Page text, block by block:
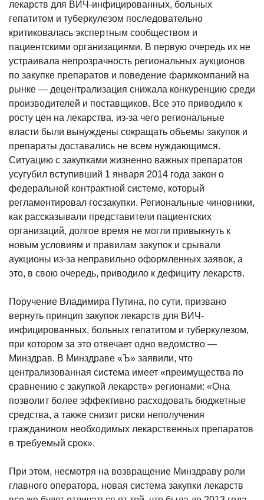
лекарств для ВИЧ-инфицированных, больных
гепатитом и туберкулезом последовательно
критиковалась экспертным сообществом и
пациентскими организациями. В первую очередь их не
устраивала непрозрачность региональных аукционов
по закупке препаратов и поведение фармкомпаний на
рынке — децентрализация снижала конкуренцию среди
производителей и поставщиков. Все это приводило к
росту цен на лекарства, из-за чего региональные
власти были вынуждены сокращать объемы закупок и
препараты доставались не всем нуждающимся.
Ситуацию с закупками жизненно важных препаратов
усугубил вступивший 1 января 2014 года закон о
федеральной контрактной системе, который
регламентировал госзакупки. Региональные чиновники,
как рассказывали представители пациентских
организаций, долгое время не могли привыкнуть к
новым условиям и правилам закупок и срывали
аукционы из-за неправильно оформленных заявок, а
это, в свою очередь, приводило к дефициту лекарств.
Поручение Владимира Путина, по сути, призвано
вернуть принцип закупок лекарств для ВИЧ-
инфицированных, больных гепатитом и туберкулезом,
при котором за это отвечает одно ведомство —
Минздрав. В Минздраве «Ъ» заявили, что
централизованная система имеет «преимущества по
сравнению с закупкой лекарств» регионами: «Она
позволит более эффективно расходовать бюджетные
средства, а также снизит риски неполучения
гражданином необходимых лекарственных препаратов
в требуемый срок».
При этом, несмотря на возвращение Минздраву роли
главного оператора, новая система закупки лекарств